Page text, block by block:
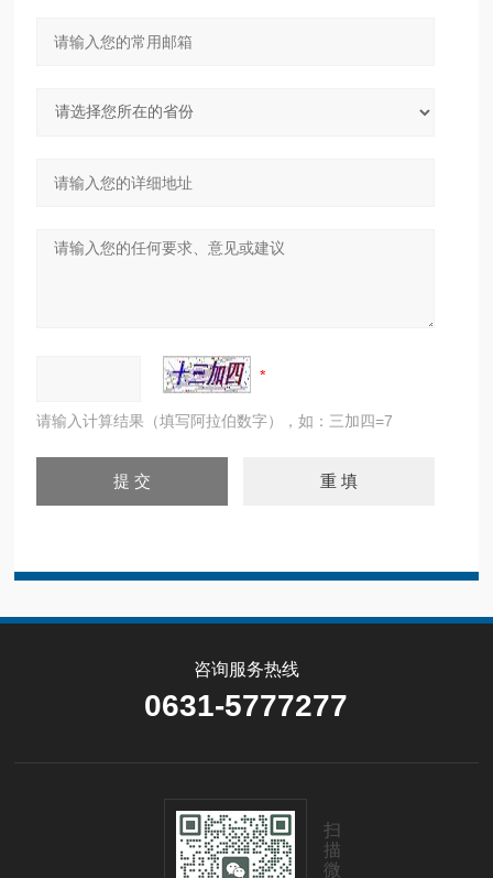
请输入计算结果（填写阿拉伯数字），如：三加四=7
咨询服务热线
0631-5777277
扫
描
微